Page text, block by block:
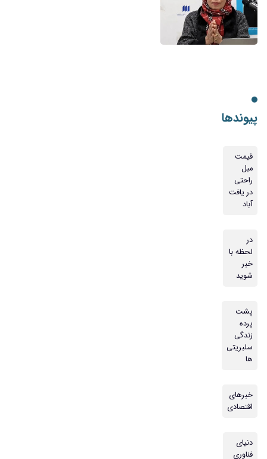
پیوندها
قیمت
مبل
راحتی
در یافت
آباد
در
لحظه با
خبر
شوید
پشت
پرده
زندگی
سلبریتی
ها
خبرهای
اقتصادی
دنیای
فناوری